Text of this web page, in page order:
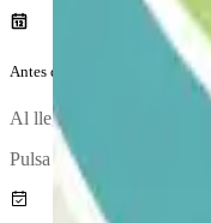
Antes de tu viaje
Al llegar al parking, para
Pulsa OK.